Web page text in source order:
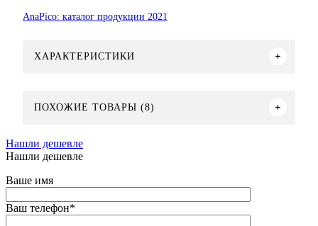
AnaPico: каталог продукции 2021
ХАРАКТЕРИСТИКИ
ПОХОЖИЕ ТОВАРЫ (8)
Нашли дешевле
Нашли дешевле
Ваше имя
Ваш телефон*